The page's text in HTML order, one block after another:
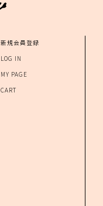
新規会員登録
LOG IN
MY PAGE
CART